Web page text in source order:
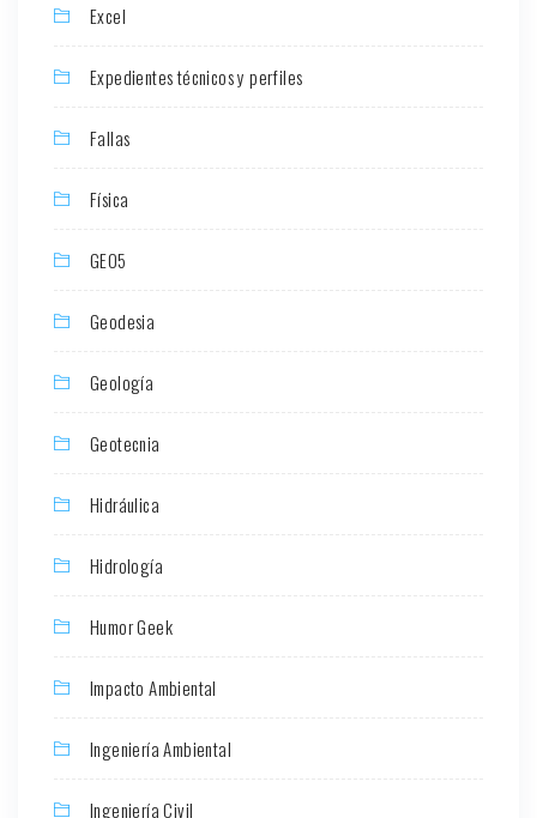
Excel
Expedientes técnicos y perfiles
Fallas
Física
GEO5
Geodesia
Geología
Geotecnia
Hidráulica
Hidrología
Humor Geek
Impacto Ambiental
Ingeniería Ambiental
Ingeniería Civil